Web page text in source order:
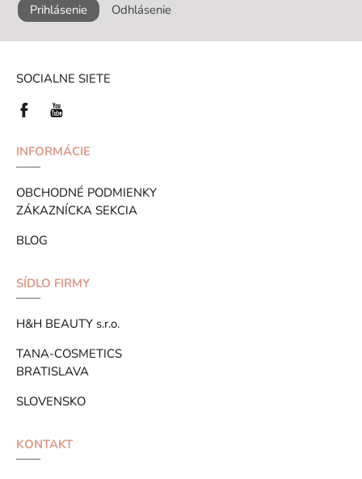
Prihlásenie Odhlásenie
SOCIALNE SIETE
INFORMÁCIE
OBCHODNÉ PODMIENKY
ZÁKAZNÍCKA SEKCIA
BLOG
SÍDLO FIRMY
H&H BEAUTY s.r.o.
TANA-COSMETICS
BRATISLAVA
SLOVENSKO
KONTAKT